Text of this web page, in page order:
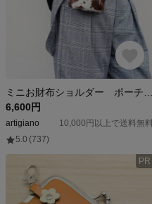
6,600円
artigiano
10,000円以上で送料無料
5.0 (737)
PR